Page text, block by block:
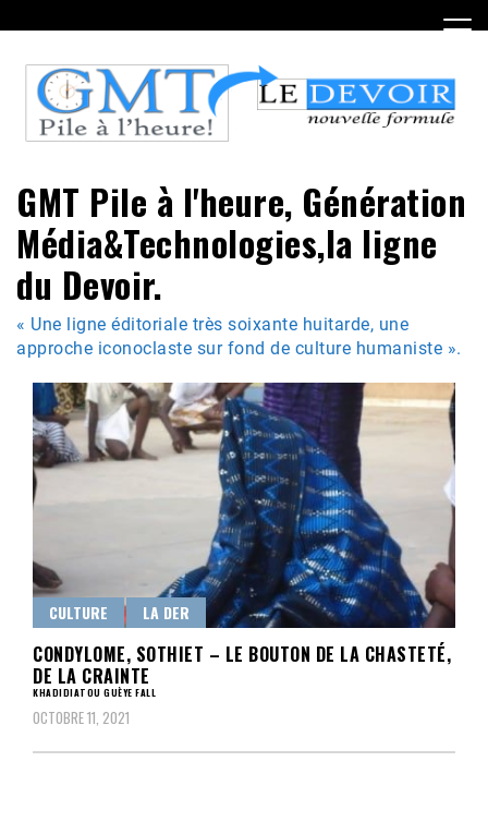
to
content
GMT Pile à l'heure, Génération
Média&Technologies,la ligne
du Devoir.
« Une ligne éditoriale très soixante huitarde, une
approche iconoclaste sur fond de culture humaniste ».
CULTURE LA DER
CONDYLOME, SOTHIET – LE BOUTON DE LA CHASTETÉ,
DE LA CRAINTE
KHADIDIATOU GUÈYE FALL
OCTOBRE 11, 2021